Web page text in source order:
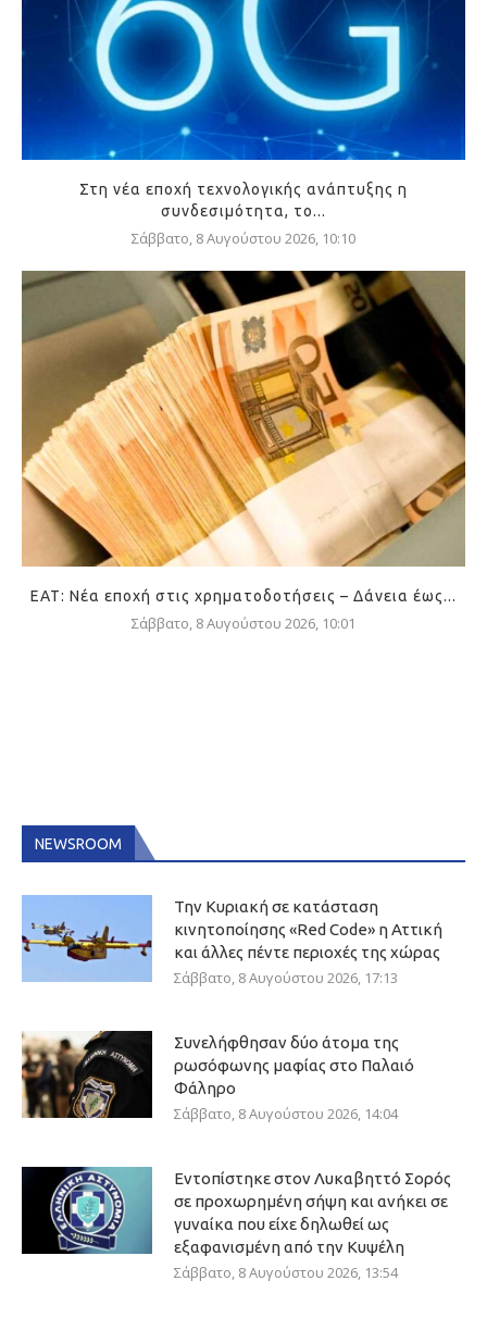
Στη νέα εποχή τεχνολογικής ανάπτυξης η
συνδεσιμότητα, το...
Σάββατο, 8 Αυγούστου 2026, 10:10
ΕΑΤ: Νέα εποχή στις χρηματοδοτήσεις – Δάνεια έως...
Σάββατο, 8 Αυγούστου 2026, 10:01
NEWSROOM
Την Κυριακή σε κατάσταση
κινητοποίησης «Red Code» η Αττική
και άλλες πέντε περιοχές της χώρας
Σάββατο, 8 Αυγούστου 2026, 17:13
Συνελήφθησαν δύο άτομα της
ρωσόφωνης μαφίας στο Παλαιό
Φάληρο
Σάββατο, 8 Αυγούστου 2026, 14:04
Εντοπίστηκε στον Λυκαβηττό Σορός
σε προχωρημένη σήψη και ανήκει σε
γυναίκα που είχε δηλωθεί ως
εξαφανισμένη από την Κυψέλη
Σάββατο, 8 Αυγούστου 2026, 13:54